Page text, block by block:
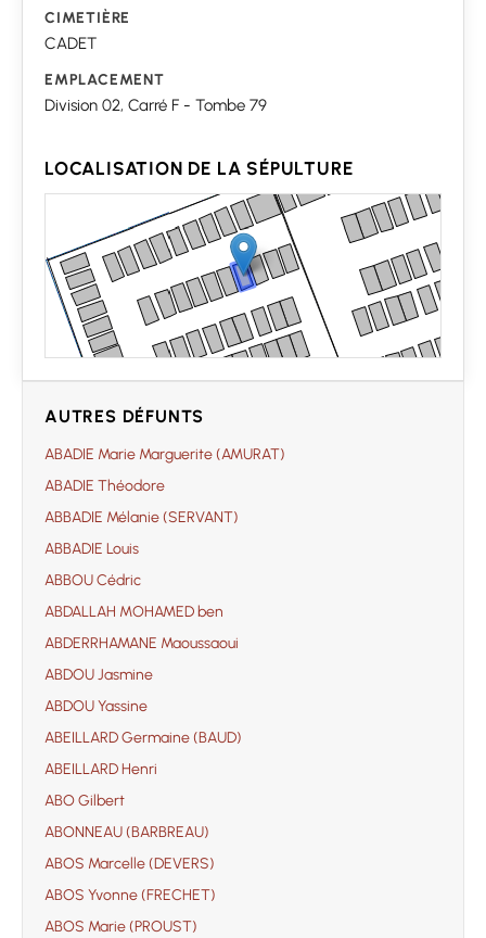
CIMETIÈRE
CADET
EMPLACEMENT
Division 02, Carré F - Tombe 79
LOCALISATION DE LA SÉPULTURE
AUTRES DÉFUNTS
ABADIE Marie Marguerite (AMURAT)
ABADIE Théodore
ABBADIE Mélanie (SERVANT)
ABBADIE Louis
ABBOU Cédric
ABDALLAH MOHAMED ben
ABDERRHAMANE Maoussaoui
ABDOU Jasmine
ABDOU Yassine
ABEILLARD Germaine (BAUD)
ABEILLARD Henri
ABO Gilbert
ABONNEAU (BARBREAU)
ABOS Marcelle (DEVERS)
ABOS Yvonne (FRECHET)
ABOS Marie (PROUST)